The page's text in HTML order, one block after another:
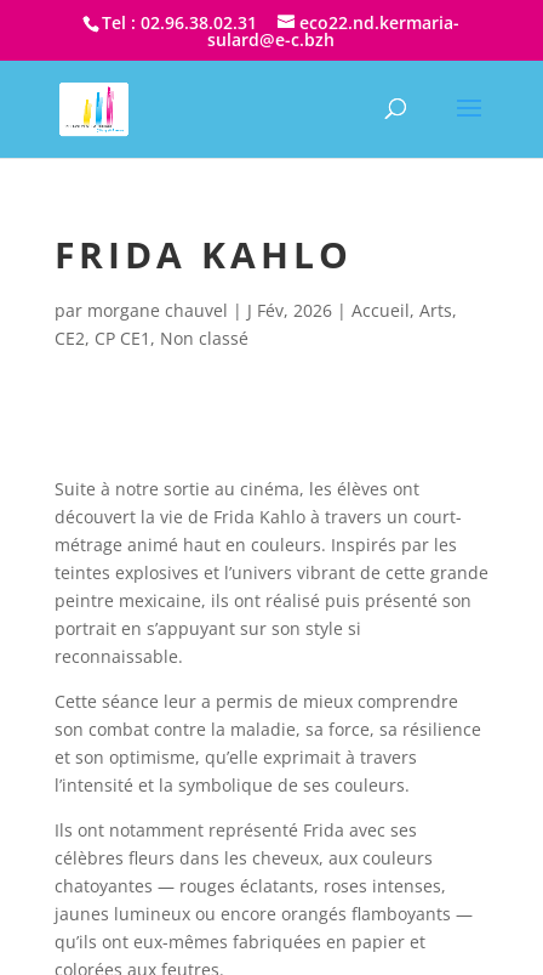
Tel : 02.96.38.02.31 eco22.nd.kermaria-
sulard@e-c.bzh
FRIDA KAHLO
par morgane chauvel | J Fév, 2026| Accueil, Arts,
CE2, CP CE1 , Non classé
Suite à notre sortie au cinéma, les élèves ont
découvert la vie de Frida Kahloà travers un court-
métrage animé haut en couleurs. Inspirés par les
teintes explosives et l’univers vibrant de cette grande
peintre mexicaine, ils ont réalisé puis présenté son
portrait en s’appuyant sur son style si
reconnaissable.
Cette séance leur a permis de mieux comprendre
son combat contre la maladie, sa force, sa résilience
et son optimisme, qu’elle exprimait à travers
l’intensité et la symbolique de ses couleurs.
Ils ont notamment représenté Frida avec ses
célèbres fleurs dans les cheveux, aux couleurs
chatoyantes — rouges éclatants, roses intenses,
jaunes lumineux ou encore orangés flamboyants —
qu’ils ont eux-mêmes fabriquées en papier et
colorées aux feutres.